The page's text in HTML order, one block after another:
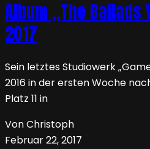
Album „The Ballads
2017
Sein letztes Studiowerk
2016 in der ersten Woche
Platz 11 in
Von Christoph
Februar 22, 2017